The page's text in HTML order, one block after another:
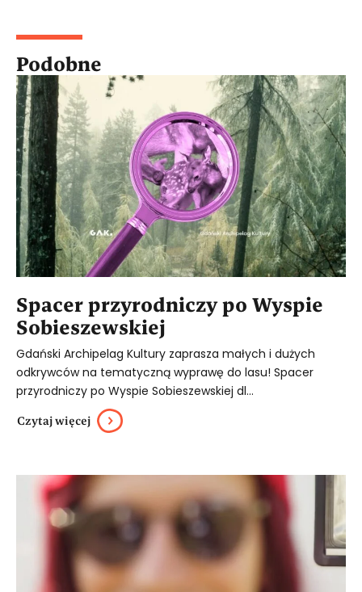
Podobne
Spacer przyrodniczy po Wyspie
Sobieszewskiej
Gdański Archipelag Kultury zaprasza małych i dużych
odkrywców na tematyczną wyprawę do lasu! Spacer
przyrodniczy po Wyspie Sobieszewskiej dl...
Czytaj więcej